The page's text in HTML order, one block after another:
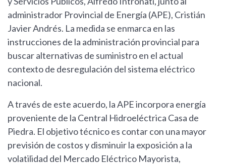
administrador Provincial de Energía (APE), Cristián
Javier Andrés. La medida se enmarca en las
instrucciones de la administración provincial para
buscar alternativas de suministro en el actual
contexto de desregulación del sistema eléctrico
nacional.
A través de este acuerdo, la APE incorpora energía
proveniente de la Central Hidroeléctrica Casa de
Piedra. El objetivo técnico es contar con una mayor
previsión de costos y disminuir la exposición a la
volatilidad del Mercado Eléctrico Mayorista,